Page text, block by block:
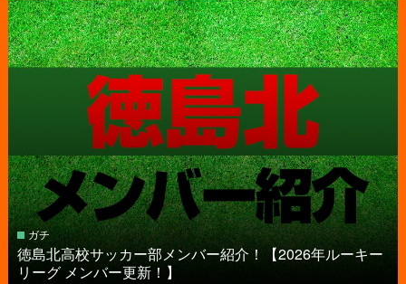
ガチ
徳島北高校サッカー部メンバー紹介！【2026年ルーキー
リーグ メンバー更新！】